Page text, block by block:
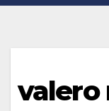
valero